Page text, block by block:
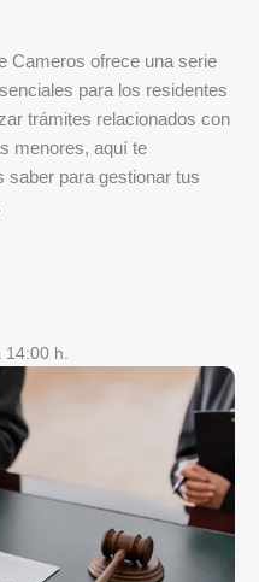
Cameros ofrece una serie
para los residentes
trámites relacionados con
menores, aquí te
saber para gestionar tus
h.